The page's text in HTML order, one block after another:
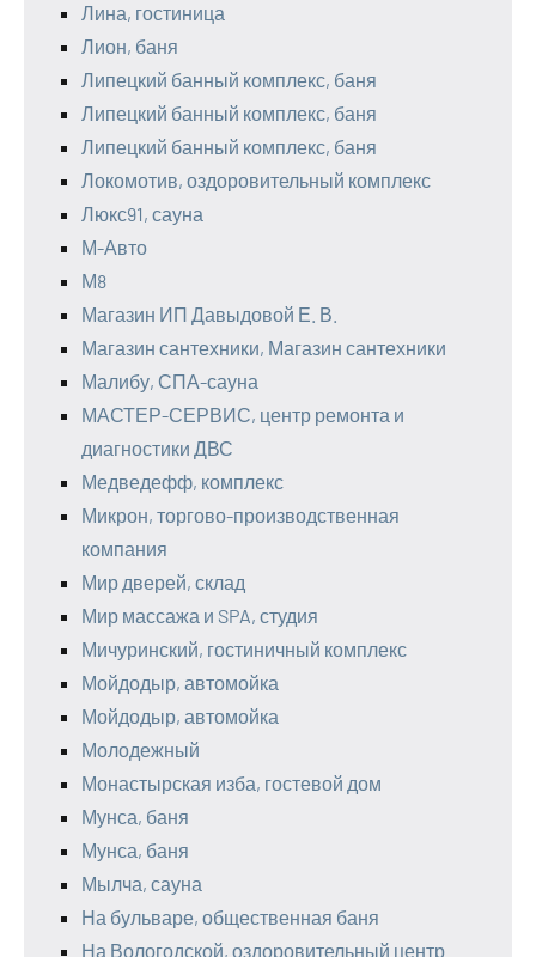
Лина, гостиница
Лион, баня
Липецкий банный комплекс, баня
Липецкий банный комплекс, баня
Липецкий банный комплекс, баня
Локомотив, оздоровительный комплекс
Люкс91, сауна
М-Авто
М8
Магазин ИП Давыдовой Е. В.
Магазин сантехники, Магазин сантехники
Малибу, СПА-сауна
МАСТЕР-СЕРВИС, центр ремонта и
диагностики ДВС
Медведефф, комплекс
Микрон, торгово-производственная
компания
Мир дверей, склад
Мир массажа и SPA, студия
Мичуринский, гостиничный комплекс
Мойдодыр, автомойка
Мойдодыр, автомойка
Молодежный
Монастырская изба, гостевой дом
Мунса, баня
Мунса, баня
Мылча, сауна
На бульваре, общественная баня
На Вологодской, оздоровительный центр